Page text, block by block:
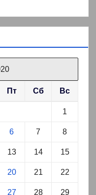
Пт Сб Вс
1
6 7 8
13 14 15
20 21 22
27 28 29